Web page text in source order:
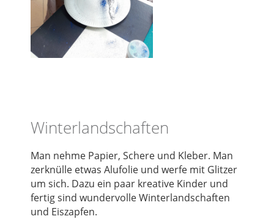
Winterlandschaften
Man nehme Papier, Schere und Kleber. Man
zerknülle etwas Alufolie und werfe mit Glitzer
um sich. Dazu ein paar kreative Kinder und
fertig sind wundervolle Winterlandschaften
und Eiszapfen.